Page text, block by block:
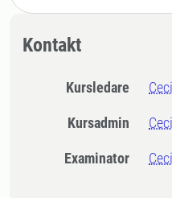
Kontakt
Kursledare
Kursadmin
Examinator